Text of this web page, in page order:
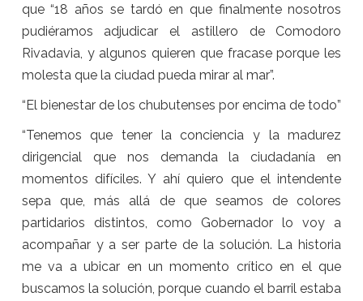
que “18 años se tardó en que finalmente nosotros
pudiéramos adjudicar el astillero de Comodoro
Rivadavia, y algunos quieren que fracase porque les
molesta que la ciudad pueda mirar al mar”.
“El bienestar de los chubutenses por encima de todo”
“Tenemos que tener la conciencia y la madurez
dirigencial que nos demanda la ciudadanía en
momentos difíciles. Y ahí quiero que el intendente
sepa que, más allá de que seamos de colores
partidarios distintos, como Gobernador lo voy a
acompañar y a ser parte de la solución. La historia
me va a ubicar en un momento crítico en el que
buscamos la solución, porque cuando el barril estaba